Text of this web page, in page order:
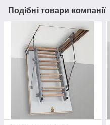
Подібні товари компанії